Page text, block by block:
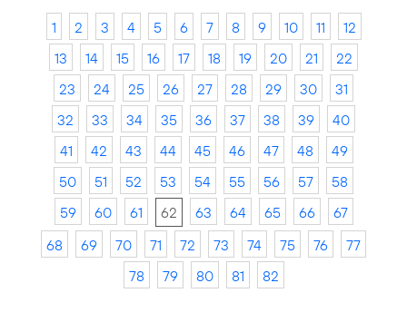
1 2 3 4 5 6 7 8 9 10 11
12
13
14 15 16 17 18 19 20 21
22
23
24 25 26 27 28 29 30
31
32
33 34 35 36 37 38 39
40
41
42 43 44 45 46 47 48
49
50
51 52 53 54 55 56 57
58
59
60 61 62 63 64 65 66
67
68
69 70 71 72 73 74 75 76
77
78
79 80 81 82